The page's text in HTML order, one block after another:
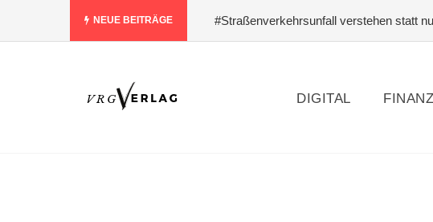
NEUE BEITRÄGE #Straßenverkehrsunfall verstehen statt
DIGITAL